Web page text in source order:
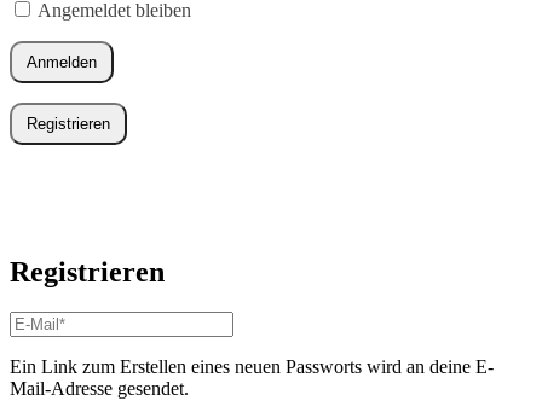
Angemeldet bleiben
Anmelden
Registrieren
Registrieren
E-
Mail-
Adresse*
Erforderlich
Ein Link zum Erstellen eines neuen Passworts wird an deine E-
Mail-Adresse gesendet.